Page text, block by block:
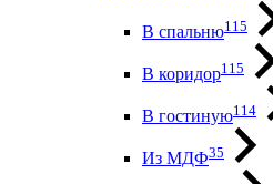
В спальню115
В коридор115
В гостиную114
Из МДФ35